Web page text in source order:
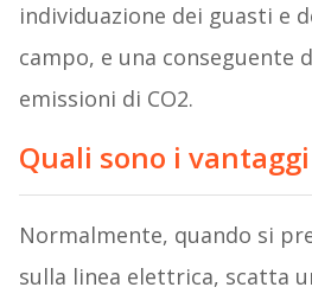
individuazione dei guasti e
campo, e una conseguente
emissioni di CO2.
Quali sono i vantaggi
Normalmente, quando si
sulla linea elettrica, scatta